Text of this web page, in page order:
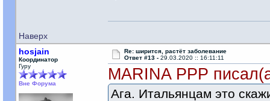
Наверх
hosjain
Координатор
Гуру
Вне Форума
Re: ширится, растёт заболевание
Ответ #13 - 29.03.2020 :: 16:11:11
MARINA PPP
Ага. Итальянцам это